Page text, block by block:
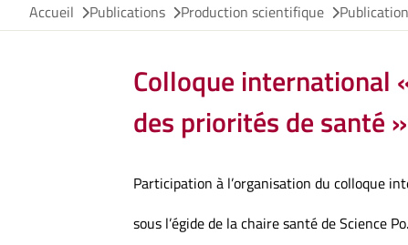
Accueil
Publications Production scientifique
Colloque international
des priorités de santé »
Participation à l’organisation du colloque
sous l’égide de la chaire santé de Science Po.